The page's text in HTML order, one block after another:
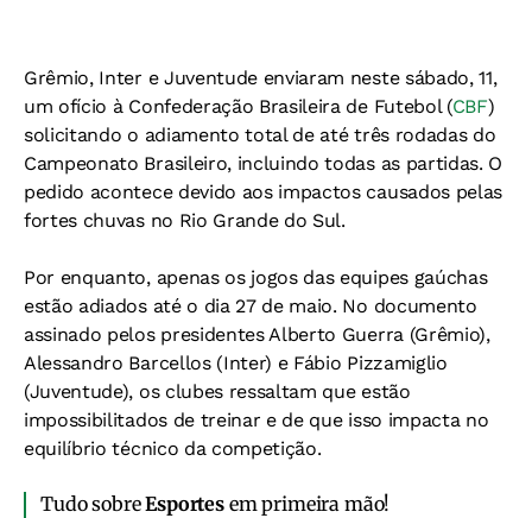
Grêmio, Inter e Juventude enviaram neste sábado, 11,
um ofício à Confederação Brasileira de Futebol (CBF)
solicitando o adiamento total de até três rodadas do
Campeonato Brasileiro, incluindo todas as partidas. O
pedido acontece devido aos impactos causados pelas
fortes chuvas no Rio Grande do Sul.
Por enquanto, apenas os jogos das equipes gaúchas
estão adiados até o dia 27 de maio. No documento
assinado pelos presidentes Alberto Guerra (Grêmio),
Alessandro Barcellos (Inter) e Fábio Pizzamiglio
(Juventude), os clubes ressaltam que estão
impossibilitados de treinar e de que isso impacta no
equilíbrio técnico da competição.
Tudo sobreEsportesem primeira mão!